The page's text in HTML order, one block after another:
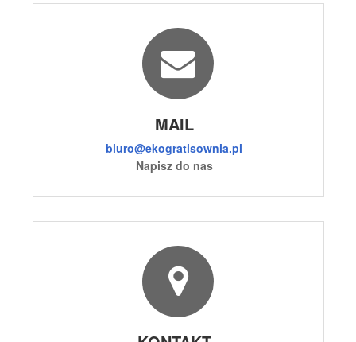
MAIL
biuro@ekogratisownia.pl
Napisz do nas